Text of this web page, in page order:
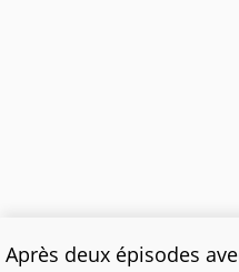
Après deux épisodes